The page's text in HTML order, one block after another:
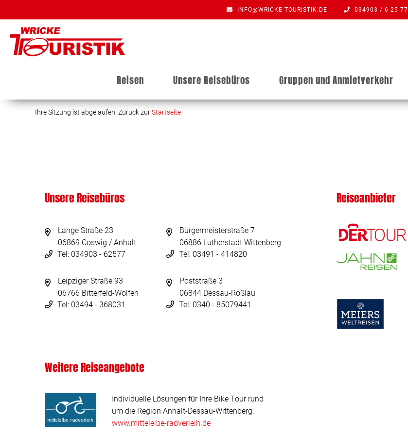
INFO@WRICKE-TOURISTIK.DE 034903 / 6 25 77
Reisen Unsere Reisebüros Gruppen und Anmietverkehr
Ihre Sitzung ist abgelaufen. Zurück zurStartseite
Unsere Reisebüros
Lange Straße 23
06869 Coswig / Anhalt
Tel: 034903 - 62577
Bürgermeisterstraße 7
06886 Lutherstadt Wittenberg
Tel: 03491 - 414820
Leipziger Straße 93
06766 Bitterfeld-Wolfen
Tel: 03494 - 368031
Poststraße 3
06844 Dessau-Roßlau
Tel: 0340 - 85079441
Reiseanbieter
Weitere Reiseangebote
Individuelle Lösungen für Ihre Bike Tour rund
um die Region Anhalt-Dessau-Wittenberg:
www.mittelelbe-radverleih.de